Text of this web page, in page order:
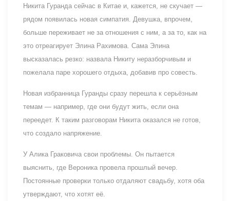
Никита Гуранда сейчас в Китае и, кажется, не скучает —
рядом появилась новая симпатия. Девушка, впрочем,
больше переживает не за отношения с ним, а за то, как на
это отреагирует Элина Рахимова. Сама Элина
высказалась резко: назвала Никиту неразборчивым и
пожелала паре хорошего отдыха, добавив про совесть.
Новая избранница Гуранды сразу перешла к серьёзным
темам — например, где они будут жить, если она
переедет. К таким разговорам Никита оказался не готов,
что создало напряжение.
У Алика Граковича свои проблемы. Он пытается
выяснить, где Вероника провела прошлый вечер.
Постоянные проверки только отдаляют свадьбу, хотя оба
утверждают, что хотят её.